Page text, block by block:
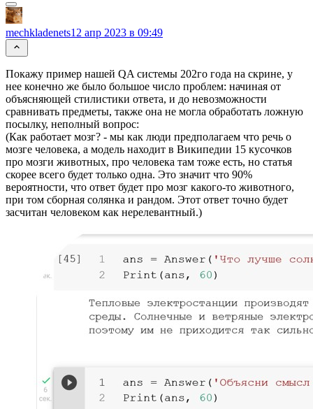
mechkladenets12 апр 2023 в 09:49
Покажу пример нашей QA системы 202го года на скрине, у
нее конечно же было большое число проблем: начиная от
объясняющей стилистики ответа, и до невозможности
сравнивать предметы, также она не могла обработать ложную
посылку, неполный вопрос:
(Как работает мозг? - мы как люди предполагаем что речь о
мозге человека, а модель находит в Википедии 15 кусочков
про мозги животных, про человека там тоже есть, но статья
скорее всего будет только одна. Это значит что 90%
вероятности, что ответ будет про мозг какого-то животного,
при том сборная солянка и рандом. Этот ответ точно будет
засчитан человеком как нерелевантный.)